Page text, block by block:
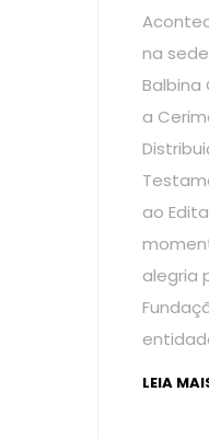
na
Balbina
a
ao
alegria
LEIA